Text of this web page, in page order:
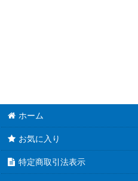
まちカドまぞく
五等分の花嫁
ホーム
お気に入り
特定商取引法表示